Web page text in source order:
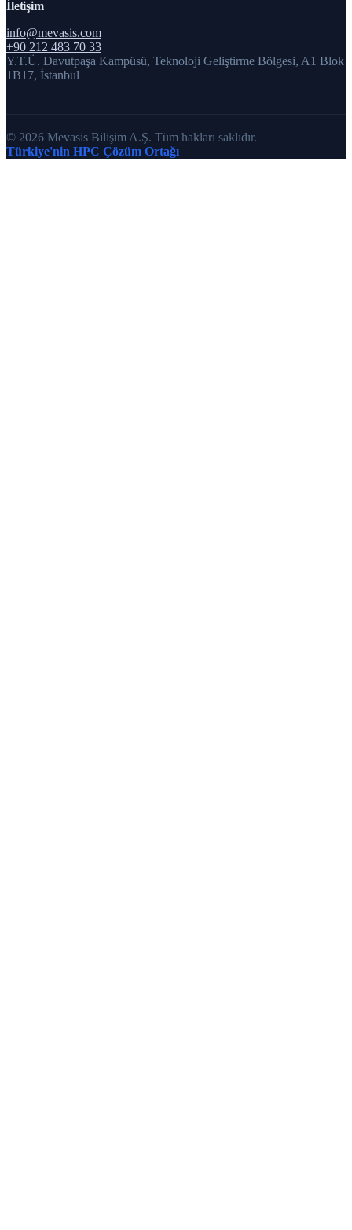
İletişim
info@mevasis.com
+90 212 483 70 33
Y.T.Ü. Davutpaşa Kampüsü, Teknoloji Geliştirme Bölgesi, A1 Blok
1B17, İstanbul
© 2026 Mevasis Bilişim A.Ş. Tüm hakları saklıdır.
Türkiye'nin HPC Çözüm Ortağı